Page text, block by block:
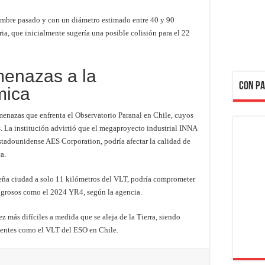
pasado y con un diámetro estimado entre 40 y 90
que inicialmente sugería una posible colisión para el 22
a la
que enfrenta el Observatorio Paranal en Chile, cuyos
La institución advirtió que el megaproyecto industrial INNA
AES Corporation, podría afectar la calidad de
ciudad a solo 11 kilómetros del VLT, podría comprometer
como el 2024 YR4, según la agencia.
más difíciles a medida que se aleja de la Tierra, siendo
como el VLT del ESO en Chile.
CON